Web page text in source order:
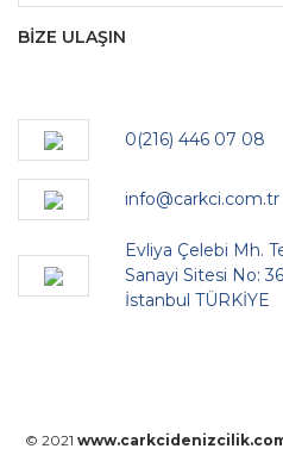
BİZE ULAŞIN
0(216) 446 07 08
info@carkci.com.tr
Evliya Çelebi Mh.
Sanayi Sitesi No:
İstanbul TÜRKİYE
© 2021